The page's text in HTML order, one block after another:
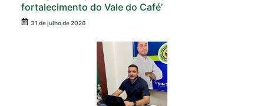
fortalecimento do Vale do Café’
31 de julho de 2026